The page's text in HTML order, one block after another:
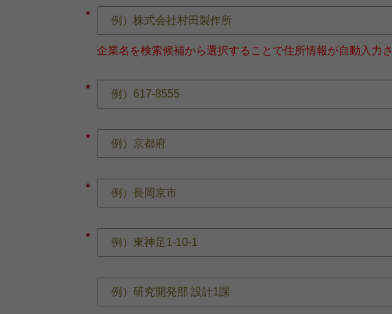
*
企業名を検索候補から選択することで住所情報が自動入力さ
*
*
*
*